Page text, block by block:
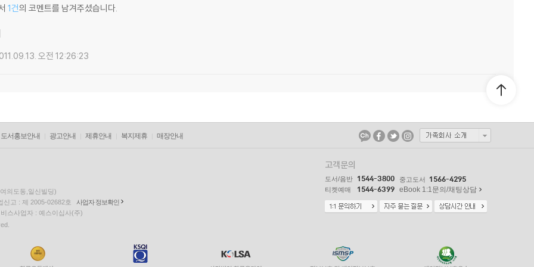
1건의 코멘트를 남겨주셨습니다.
오전 12:26:23
도서홍보안내 광고안내 제휴안내 복지제휴 매장안내
의도동,일신빌딩)
고 : 제 2005-02682호
사업자 정보확인
스사업자 : 예스이십사(주)
고객문의
도서/음반 1544-3800 중고도서 1566-4295
티켓예매 1544-6399 eBook 1:1문의/채팅상담